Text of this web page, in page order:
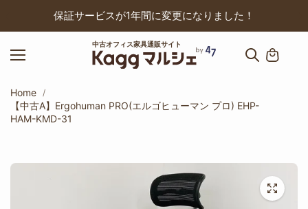
保証サービスが1年間に変更になりました！
中古オフィス家具通販サイト
Home
【中古A】Ergohuman PRO(エルゴヒューマン プロ) EHP-
HAM-KMD-31